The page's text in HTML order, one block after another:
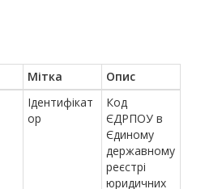
Мітка
Опис
Ідентифікат
ор
Код
ЄДРПОУ в
Єдиному
державному
реєстрі
юридичних